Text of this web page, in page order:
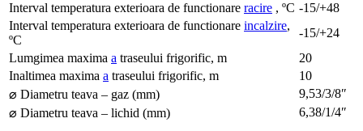
Interval temperatura exterioara de functionare racire , ºC -15/+48
Interval temperatura exterioara de functionare incalzire,
ºC
-15/+24
Lumgimea maxima a traseului frigorific, m
20
Inaltimea maxima a traseului frigorific, m
10
⌀ Diametru teava – gaz (mm)
9,53/3/8″
⌀ Diametru teava – lichid (mm)
6,38/1/4″